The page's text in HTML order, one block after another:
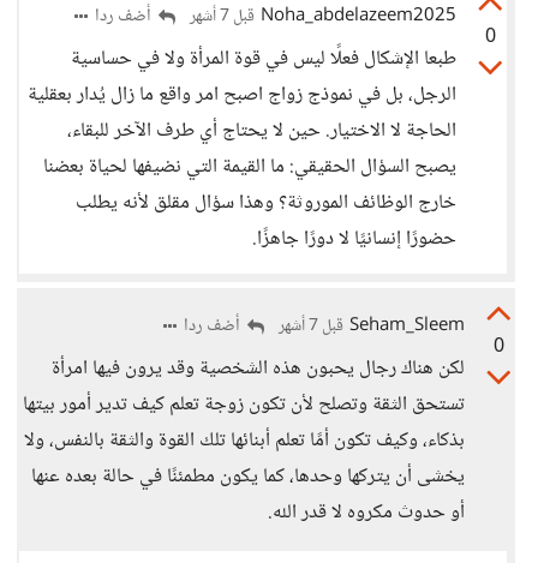
0
Noha_abdelazeem2025 قبل 7 أشهر أضف ردا
طبعا الإشكال فعلًا ليس في قوة المرأة ولا في حساسية
الرجل، بل في نموذج زواج اصبح امر واقع ما زال يُدار بعقلية
الحاجة لا الاختيار. حين لا يحتاج أي طرف الآخر للبقاء،
يصبح السؤال الحقيقي: ما القيمة التي نضيفها لحياة بعضنا
خارج الوظائف الموروثة؟ وهذا سؤال مقلق لأنه يطلب
حضورًا إنسانيًا لا دورًا جاهزًا.
0
Seham_Sleem قبل 7 أشهر أضف ردا
لكن هناك رجال يحبون هذه الشخصية وقد يرون فيها امرأة
تستحق الثقة وتصلح لأن تكون زوجة تعلم كيف تدير أمور بيتها
بذكاء، وكيف تكون أمًا تعلم أبنائها تلك القوة والثقة بالنفس، ولا
يخشى أن يتركها وحدها، كما يكون مطمئنًا في حالة بعده عنها
أو حدوث مكروه لا قدر الله.